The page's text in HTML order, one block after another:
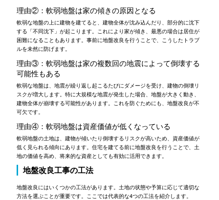
理由②：軟弱地盤は家の傾きの原因となる
軟弱な地盤の上に建物を建てると、建物全体が沈み込んだり、部分的に沈下
する「不同沈下」が起こります。これにより家が傾き、最悪の場合は居住が
困難になることもあります。事前に地盤改良を行うことで、こうしたトラブ
ルを未然に防げます。
理由③：軟弱地盤は家の複数回の地震によって倒壊する
可能性もある
軟弱な地盤は、地震が繰り返し起こるたびにダメージを受け、建物の倒壊リ
スクが増大します。特に大規模な地震が発生した場合、地盤が大きく動き、
建物全体が崩壊する可能性があります。これを防ぐためにも、地盤改良が不
可欠です。
理由④：軟弱地盤は資産価値が低くなっている
軟弱地盤の土地は、建物が傾いたり倒壊するリスクが高いため、資産価値が
低く見られる傾向にあります。住宅を建てる前に地盤改良を行うことで、土
地の価値を高め、将来的な資産としても有効に活用できます。
地盤改良工事の工法
地盤改良にはいくつかの工法があります。土地の状態や予算に応じて適切な
方法を選ぶことが重要です。ここでは代表的な4つの工法を紹介します。